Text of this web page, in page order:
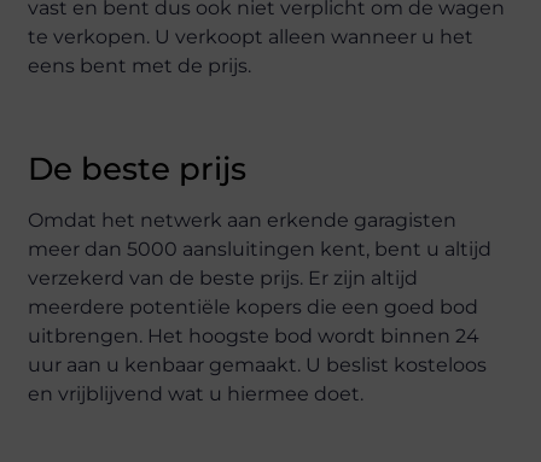
vast en bent dus ook niet verplicht om de wagen
te verkopen. U verkoopt alleen wanneer u het
eens bent met de prijs.
De beste prijs
Omdat het netwerk aan erkende garagisten
meer dan 5000 aansluitingen kent, bent u altijd
verzekerd van de beste prijs. Er zijn altijd
meerdere potentiële kopers die een goed bod
uitbrengen. Het hoogste bod wordt binnen 24
uur aan u kenbaar gemaakt. U beslist kosteloos
en vrijblijvend wat u hiermee doet.